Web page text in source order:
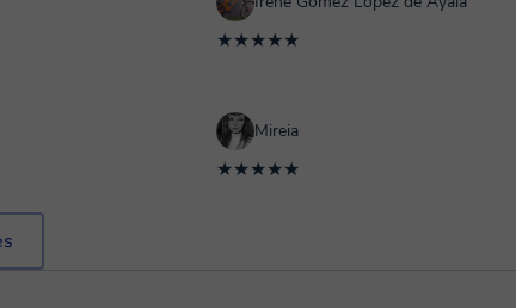
★★★★★
Mireia
★★★★★